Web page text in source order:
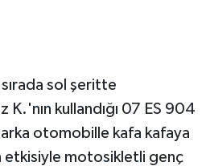
sol şeritte
K.'nın kullandığı 07 ES 904
otomobille kafa kafaya
etkisiyle motosikletli genç